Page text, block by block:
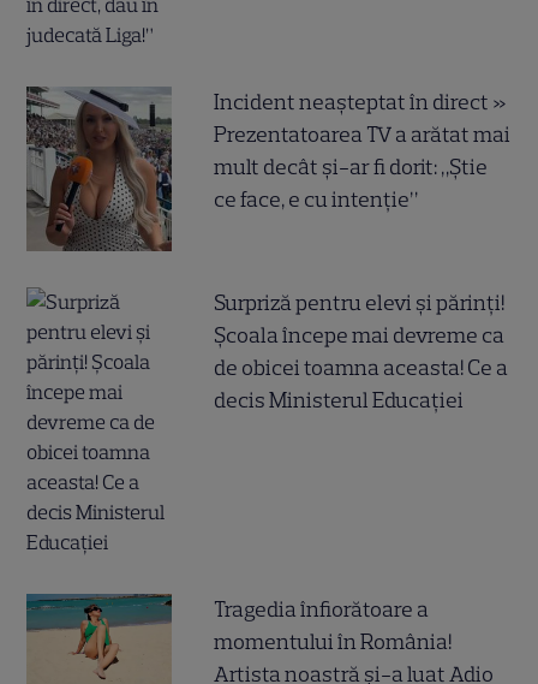
Incident neașteptat în direct »
Prezentatoarea TV a arătat mai
mult decât și-ar fi dorit: „Știe
ce face, e cu intenție”
Surpriză pentru elevi și părinți!
Școala începe mai devreme ca
de obicei toamna aceasta! Ce a
decis Ministerul Educației
Tragedia înfiorătoare a
momentului în România!
Artista noastră și-a luat Adio